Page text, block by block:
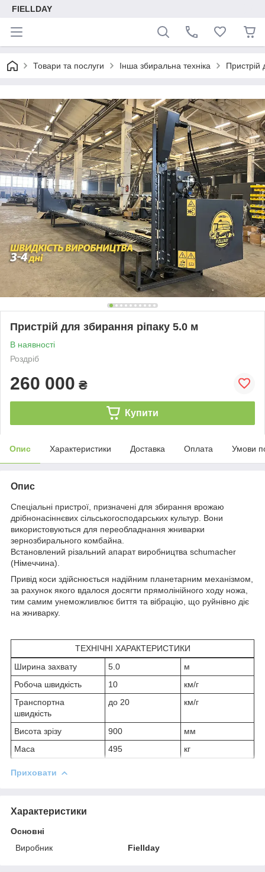
FIELLDAY
Товари та послуги Інша збиральна техніка Пристрій
Пристрій для збирання ріпаку 5.0 м
В наявності
Роздріб
260 000 ₴
Купити
Опис Характеристики Доставка Оплата Умови
Опис
Спеціальні пристрої, призначені для збирання врожаю
дрібнонасіннєвих сільськогосподарських культур. Вони
використовуються для переобладнання жниварки
зернозбирального комбайна.
Встановлений різальний апарат виробництва schumacher
(Німеччина).
Привід коси здійснюється надійним планетарним механізмом,
за рахунок якого вдалося досягти прямолінійного ходу ножа,
тим самим унеможливлює биття та вібрацію, що руйнівно діє
на жниварку.
ТЕХНІЧНІ ХАРАКТЕРИСТИКИ
Ширина захвату
5.0
м
Робоча швидкість
10
км/г
Транспортна
швидкість
до 20 км/г
Висота зрізу 900
мм
Maca
495 кг
Приховати
Характеристики
Основні
Виробник
Fiellday